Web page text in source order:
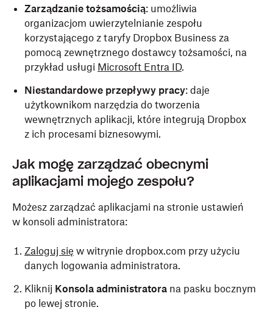
Zarządzanie tożsamością: umożliwia
organizacjom uwierzytelnianie zespołu
korzystającego z taryfy Dropbox Business za
pomocą zewnętrznego dostawcy tożsamości, na
przykład usługi Microsoft Entra ID.
Niestandardowe przepływy pracy: daje
użytkownikom narzędzia do tworzenia
wewnętrznych aplikacji, które integrują Dropbox
z ich procesami biznesowymi.
Jak mogę zarządzać obecnymi
aplikacjami mojego zespołu?
Możesz zarządzać aplikacjami na stronie ustawień
w konsoli administratora:
Zaloguj się w witrynie dropbox.com przy użyciu
danych logowania administratora.
Kliknij Konsola administratora na pasku bocznym
po lewej stronie.